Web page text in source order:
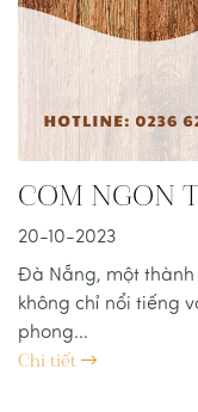
CƠM NGON
20-10-2023
Đà Nẵng, một
không chỉ nổi tiếng
phong...
Chi tiết